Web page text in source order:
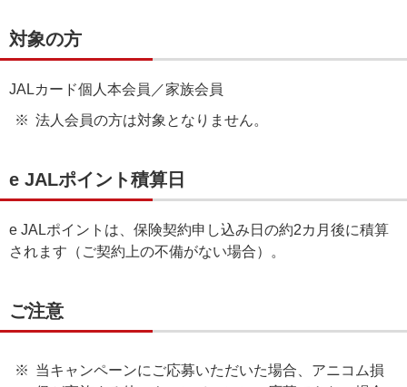
対象の方
JALカード個人本会員／家族会員
法人会員の方は対象となりません。
e JALポイント積算日
e JALポイントは、保険契約申し込み日の約2カ月後に積算
されます（ご契約上の不備がない場合）。
ご注意
当キャンペーンにご応募いただいた場合、アニコム損